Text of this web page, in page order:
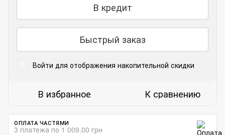
В кредит
Быстрый заказ
Войти для отображения накопительной скидки
В избранное К сравнению
ОПЛАТА ЧАСТЯМИ
3 платежа по 1 009.00 грн